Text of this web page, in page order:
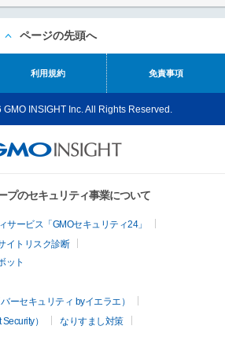
ページの先頭へ
利用規約 免責事項
INSIGHT Inc. All Rights Reserved.
プのセキュリティ事業について
ービス「GMOセキュリティ24」
イトリスク診断
ット
ーセキュリティ byイエラエ）
）
なりすまし対策